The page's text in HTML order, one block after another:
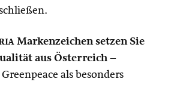
Markenzeichen setzen Sie
aus Österreich –
als besonders